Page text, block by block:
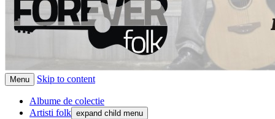
Menu Skip to content
Albume de colectie
Artisti folk expand child menu